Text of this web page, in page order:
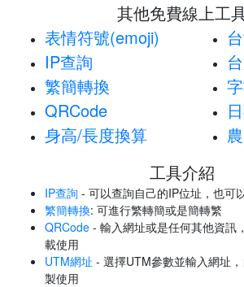
其他免費線上工
表情符號(emoji)
IP查詢
繁簡轉換
QRCode
身高/長度換算
工具介紹
IP查詢 - 可以查詢自己的IP位址，也可
繁簡轉換: 可進行繁轉簡或是簡轉繁
QRCode - 輸入網址或是任何其他資訊
載使用
UTM網址 - 選擇UTM參數並輸入網址
製使用